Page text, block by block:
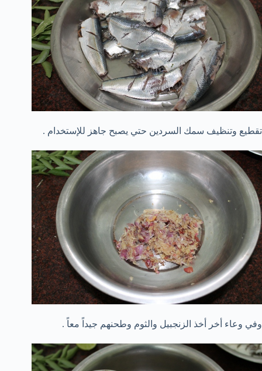
تقطيع وتنظيف سمك السردين حتي يصبح جاهز للإستخدام .
وفي وعاء أخر أخذ الزنجبيل والثوم وطحنهم جيداً معاً .